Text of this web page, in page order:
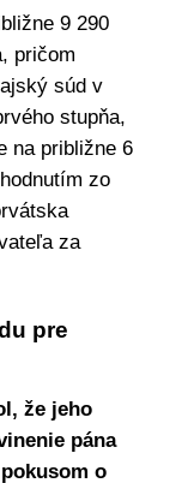
9 290
pričom
súd v
stupňa,
na približne 6
zo
za
pre
že jeho
pána
o